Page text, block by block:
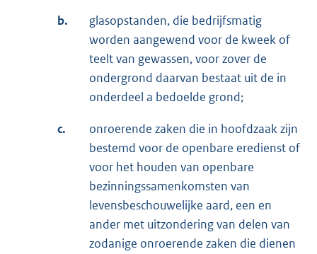
b.
glasopstanden, die bedrijfsmatig
worden aangewend voor de kweek of
teelt van gewassen, voor zover de
ondergrond daarvan bestaat uit de in
onderdeel a bedoelde grond;
c.
onroerende zaken die in hoofdzaak zijn
bestemd voor de openbare eredienst of
voor het houden van openbare
bezinningssamenkomsten van
levensbeschouwelijke aard, een en
ander met uitzondering van delen van
zodanige onroerende zaken die dienen